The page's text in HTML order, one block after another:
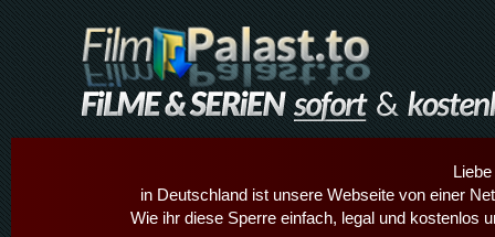
in Deutschland ist unsere Webseite von einer
Wie ihr diese Sperre einfach, legal und kostenlos